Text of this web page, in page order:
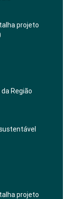
projeto
Região
projeto